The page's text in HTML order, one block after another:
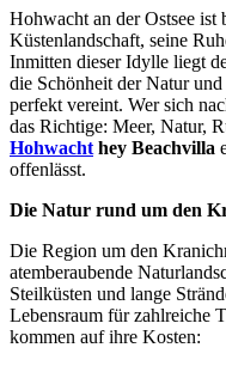
Hohwacht an der Ostsee ist
Küstenlandschaft, seine
Inmitten dieser Idylle liegt
die Schönheit der Natur
perfekt vereint. Wer sich
das Richtige: Meer, Natur,
Hohwacht hey Beachvilla
offenlässt.
Die Natur rund um den
Die Region um den
atemberaubende
Steilküsten und lange
Lebensraum für zahlreiche
kommen auf ihre Kosten: